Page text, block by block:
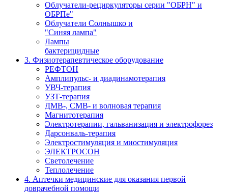
Облучатели-рециркуляторы серии "ОБРН" и
ОБРПе"
Облучатели Солнышко и
"Синяя лампа"
Лампы
бактерицидные
3. Физиотерапевтическое оборудование
РЕФТОН
Амплипульс- и диадинамотерапия
УВЧ-терапия
УЗТ-терапия
ДМВ-, СМВ- и волновая терапия
Магнитотерапия
Электротерапии, гальванизация и электрофорез
Дарсонваль-терапия
Электростимуляция и миостимуляция
ЭЛЕКТРОСОН
Светолечение
Теплолечение
4. Аптечки медицинские для оказания первой
доврачебной помощи